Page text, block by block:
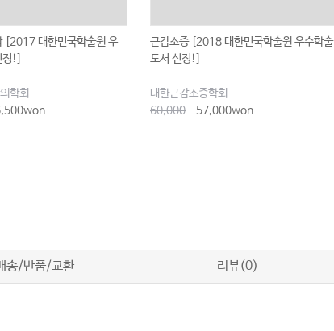
[2017 대한민국학술원 우
!]
학회
근감소증 [2018 대한민국학술원 우수학술
도서 선정!]
대한근감소증학회
60,000
57,000won
송/반품/교환 리뷰(0)